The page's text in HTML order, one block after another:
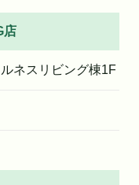
店
ネスリビング棟1F